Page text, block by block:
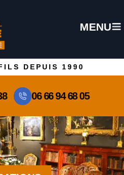
MENU
DEPUIS 1990
06 66 94 68 05